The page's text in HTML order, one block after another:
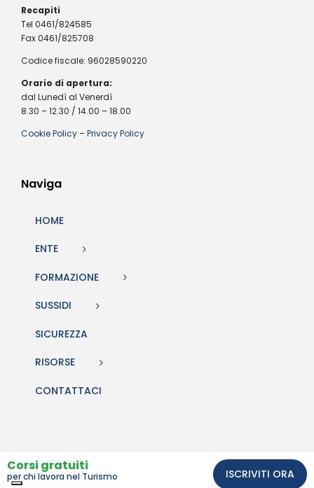
Corsi gratuiti
per chi lavora nel Turismo ISCRIVITI ORA
Recapiti
Tel 0461/824585
Fax 0461/825708
Codice fiscale: 96028590220
Orario di apertura:
dal Lunedì al Venerdì
8.30 – 12.30 / 14.00 – 18.00
Cookie Policy –Privacy Policy
Naviga
HOME
ENTE
FORMAZIONE
SUSSIDI
SICUREZZA
RISORSE
CONTATTACI
Comunicazione e sito web Studio BiQuattro